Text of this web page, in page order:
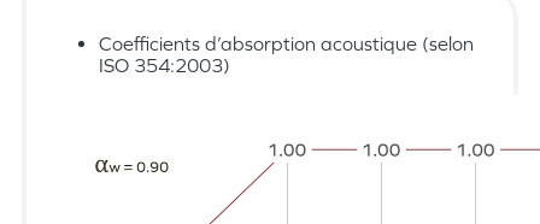
Coefficients d’absorption acoustique (selon
ISO 354:2003)